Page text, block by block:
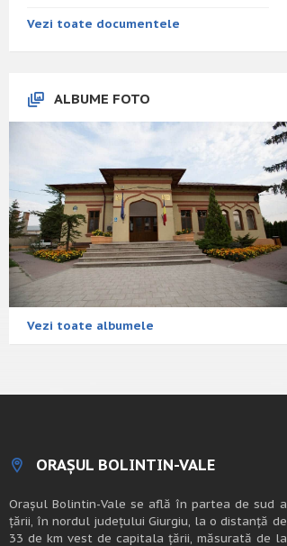
Vezi toate documentele
ALBUME FOTO
Vezi toate albumele
ORAȘUL BOLINTIN-VALE
Oraşul Bolintin-Vale se află în partea de sud a
ţării, în nordul judeţului Giurgiu, la o distanţă de
33 de km vest de capitala țării, măsurată de la